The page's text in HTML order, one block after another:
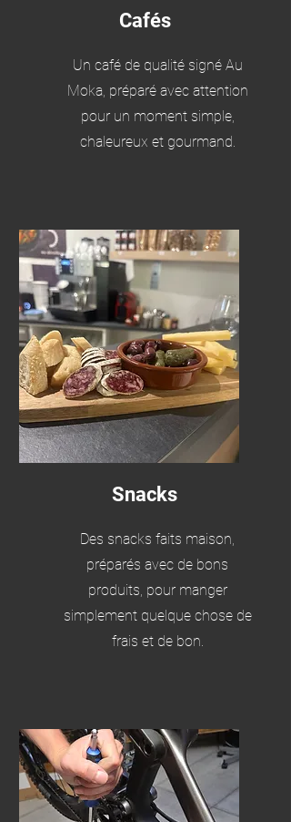
Cafés
Un café de qualité signé Au
Moka, préparé avec attention
pour un moment simple,
chaleureux et gourmand.
Snacks
Des snacks faits maison,
préparés avec de bons
produits, pour manger
simplement quelque chose de
frais et de bon.